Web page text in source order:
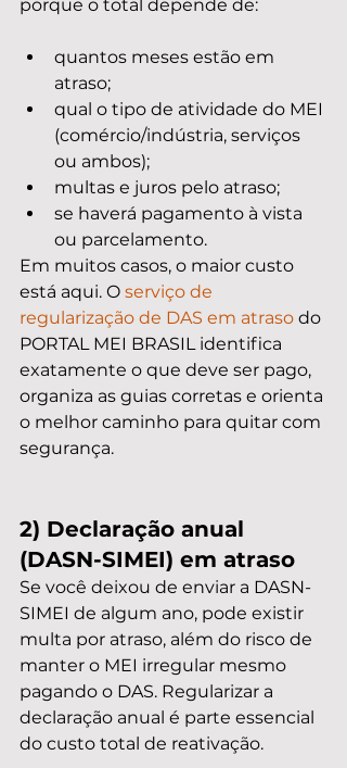
porque o total depende de:
quantos meses estão em
atraso;
qual o tipo de atividade do MEI
(comércio/indústria, serviços
ou ambos);
multas e juros pelo atraso;
se haverá pagamento à vista
ou parcelamento.
Em muitos casos, o maior custo
está aqui. O serviço de
regularização de DAS em atraso do
PORTAL MEI BRASIL identifica
exatamente o que deve ser pago,
organiza as guias corretas e orienta
o melhor caminho para quitar com
segurança.
2) Declaração anual
(DASN-SIMEI) em atraso
Se você deixou de enviar a DASN-
SIMEI de algum ano, pode existir
multa por atraso, além do risco de
manter o MEI irregular mesmo
pagando o DAS. Regularizar a
declaração anual é parte essencial
do custo total de reativação.